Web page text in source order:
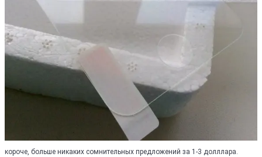
короче, больше никаких сомнительных предложений за 1-3 долллара.